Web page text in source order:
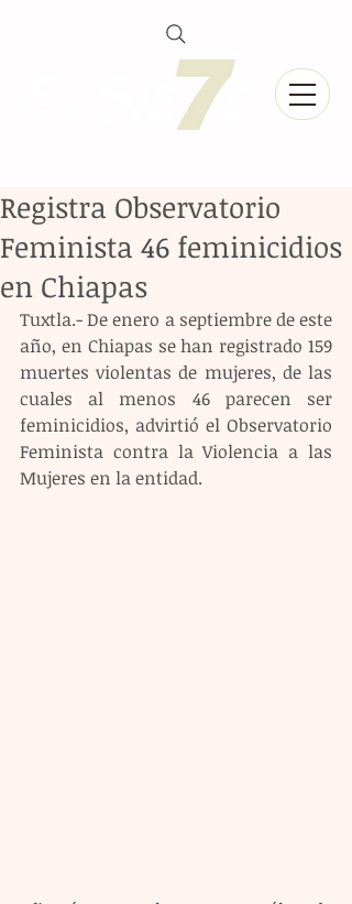
Registra Observatorio
Feminista 46 feminicidios
en Chiapas
Tuxtla.- De enero a septiembre de este
año, en Chiapas se han registrado 159
muertes violentas de mujeres, de las
cuales al menos 46 parecen ser
feminicidios, advirtió el Observatorio
Feminista contra la Violencia a las
Mujeres en la entidad.